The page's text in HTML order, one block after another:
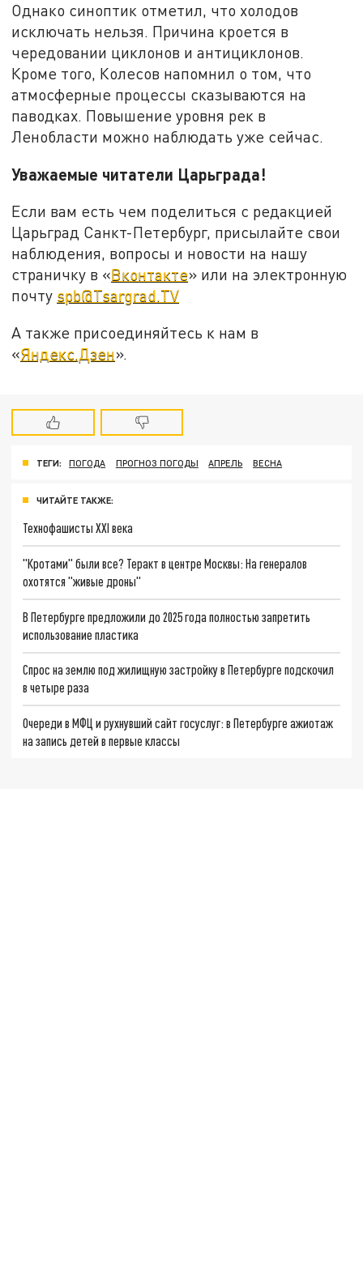
Однако синоптик отметил, что холодов
исключать нельзя. Причина кроется в
чередовании циклонов и антициклонов.
Кроме того, Колесов напомнил о том, что
атмосферные процессы сказываются на
паводках. Повышение уровня рек в
Ленобласти можно наблюдать уже сейчас.
Уважаемые читатели Царьграда!
Если вам есть чем поделиться с редакцией
Царьград Санкт-Петербург, присылайте свои
наблюдения, вопросы и новости на нашу
страничку в «Вконтакте» или на электронную
почту spb@Tsargrad.TV
А также присоединяйтесь к нам в
«Яндекс.Дзен».
ТЕГИ: ПОГОДА ПРОГНОЗ ПОГОДЫ АПРЕЛЬ ВЕСНА
ЧИТАЙТЕ ТАКЖЕ:
Технофашисты XXI века
"Кротами" были все? Теракт в центре Москвы: На генералов
охотятся "живые дроны"
В Петербурге предложили до 2025 года полностью запретить
использование пластика
Спрос на землю под жилищную застройку в Петербурге подскочил
в четыре раза
Очереди в МФЦ и рухнувший сайт госуслуг: в Петербурге ажиотаж
на запись детей в первые классы